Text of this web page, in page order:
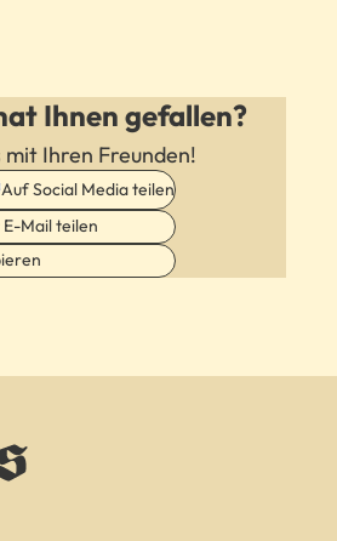
Ihnen gefallen?
mit Ihren Freunden!
Auf Social Media teilen
Mail teilen